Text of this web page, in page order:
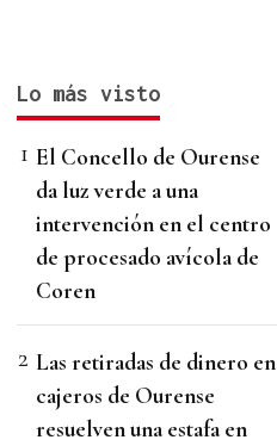
Lo más visto
El Concello de Ourense
da luz verde a una
intervención en el centro
de procesado avícola de
Coren
Las retiradas de dinero en
cajeros de Ourense
resuelven una estafa en